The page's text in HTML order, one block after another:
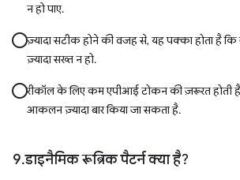
न हो पाए.
ज़्यादा सटीक होने की वजह से, यह पक्का होता है
ज़्यादा सख्त न हो.
रीकॉल के लिए कम एपीआई टोकन की ज़रूरत होती
आकलन ज़्यादा बार किया जा सकता है.
डाइनैमिक रूब्रिक पैटर्न क्या है?